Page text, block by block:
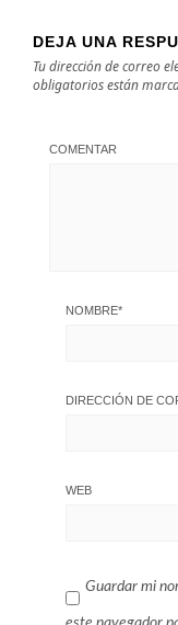
DEJA UNA
Tu dirección de correo
obligatorios están
COMENTAR
NOMBRE*
DIRECCIÓN DE
WEB
Guardar mi